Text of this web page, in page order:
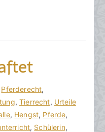
Pferderecht,
,Tierrecht, Urteile
, Hengst, Pferde,
, Schülerin,